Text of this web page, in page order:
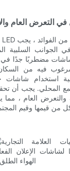
في التعرض العام
الجوانب السلبية
مضطربًا جدًا في
فيه من
استخدام شاشات
المحلي. يجب أن
والتعرض العام ،